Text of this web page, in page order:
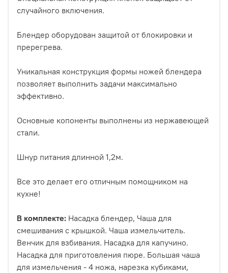
случайного включения.
Блендер оборудован защитой от блокировки и
пререгрева.
Уникальная конструкция формы ножей блендера
позволяет выполнить задачи максимально
эффективно.
Основные копоненты выполнены из нержавеющей
стали.
Шнур питания длинной 1,2м.
Все это делает его отличным помощником на
кухне!
В комплекте: Насадка блендер, Чаша для
смешивания с крышкой. Чаша измельчитель.
Венчик для взбивания. Насадка для капучино.
Насадка для приготовления пюре. Большая чаша
для измельчения - 4 ножа, нарезка кубиками,